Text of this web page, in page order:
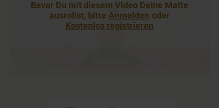
Bevor Du mit diesem Video Deine Matte
ausrollst, bitte Anmelden oder
Kostenlos registrieren